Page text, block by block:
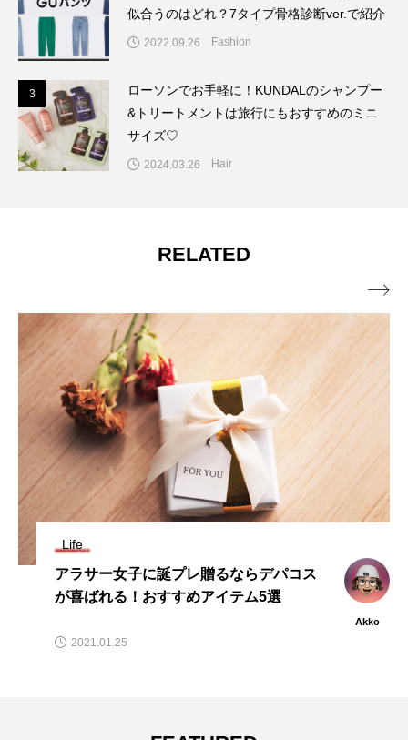
似合うのはどれ？7タイプ骨格診断ver.で紹介
2022.09.26 Fashion
3
ローソンでお手軽に！KUNDALのシャンプー
&トリートメントは旅行にもおすすめのミニ
サイズ♡
2024.03.26 Hair
RELATED
Life
アラサー女子に誕プレ贈るならデパコス
が喜ばれる！おすすめアイテム5選
Akko
2021.01.25
